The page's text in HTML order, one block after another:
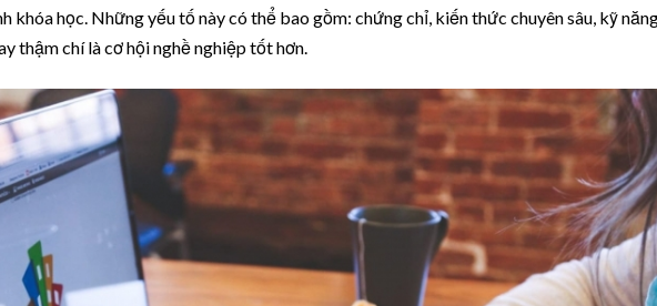
khóa học. Những yếu tố này có thể bao gồm: chứng chỉ, kiến thức chuyên sâu, kỹ
thậm chí là cơ hội nghề nghiệp tốt hơn.